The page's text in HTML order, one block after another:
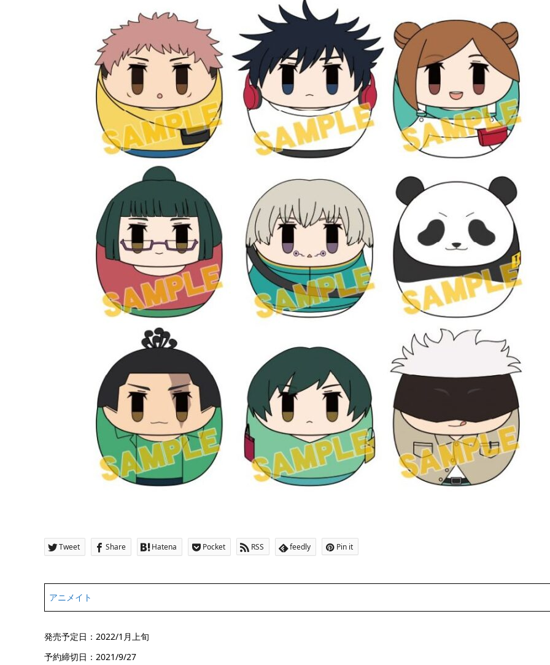
Tweet Share Hatena Pocket RSS feedly Pin it
アニメイト
発売予定日：2022/1月上旬
予約締切日：2021/9/27